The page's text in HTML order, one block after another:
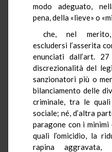
modo adeguato,
pena, della «lieve» o
che, nel merito,
escludersi l’asserita
enunciati dall’art.
discrezionalità del
sanzionatori più o
bilanciamento delle
criminale, tra le
sociale; né, d’altra
paragone con i
quali l’omicidio, la
rapina